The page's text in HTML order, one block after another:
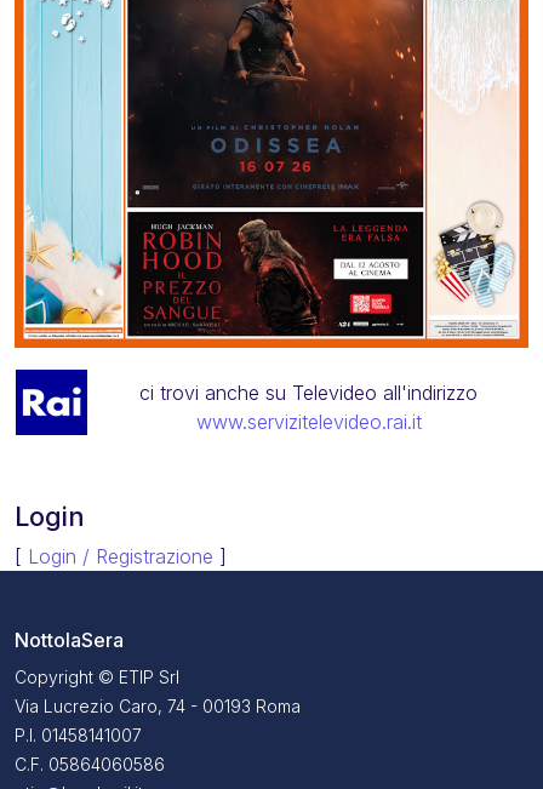
ci trovi anche su Televideo all'indirizzo
www.servizitelevideo.rai.it
Login
[ Login / Registrazione ]
NottolaSera
Copyright © ETIP Srl
Via Lucrezio Caro, 74 - 00193 Roma
P.I. 01458141007
C.F. 05864060586